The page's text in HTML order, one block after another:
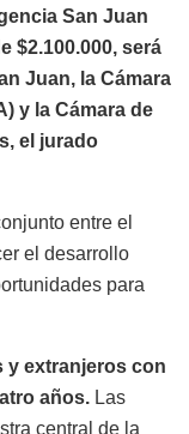
San Juan
$2.100.000, será
Juan, la Cámara
y la Cámara de
el jurado
entre el
el desarrollo
para
y extranjeros con
años. Las
central de la